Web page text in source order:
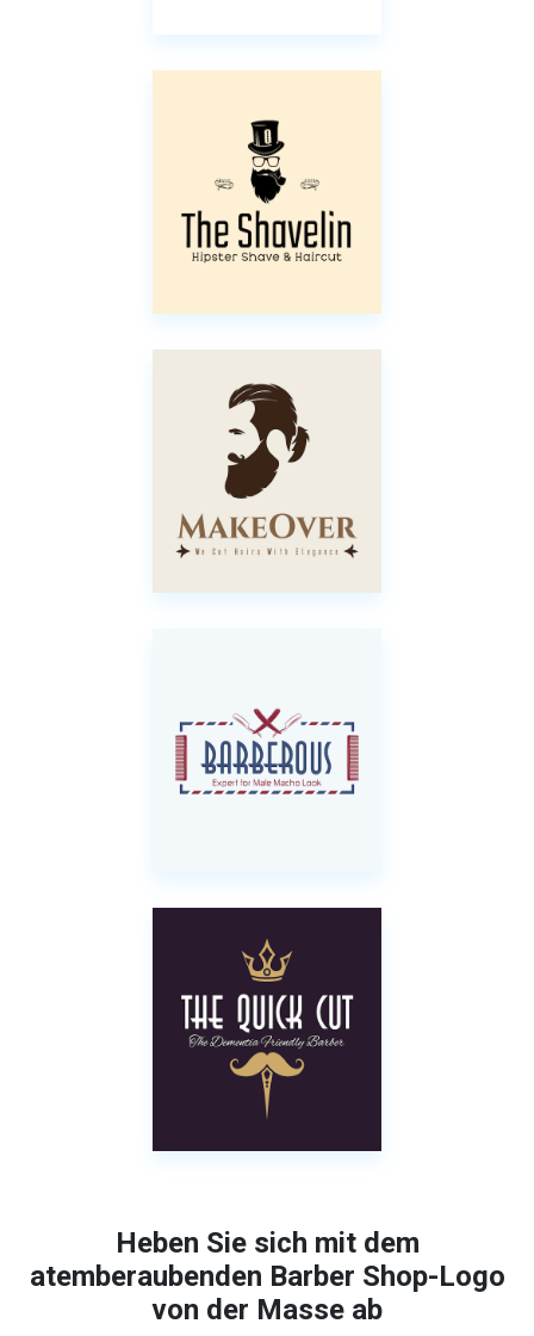
Heben Sie sich mit dem
atemberaubenden Barber Shop-Logo
von der Masse ab